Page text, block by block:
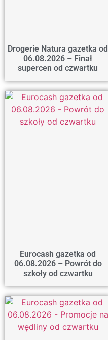
Drogerie Natura gazetka od
06.08.2026 – Finał
supercen od czwartku
Eurocash gazetka od
06.08.2026 – Powrót do
szkoły od czwartku